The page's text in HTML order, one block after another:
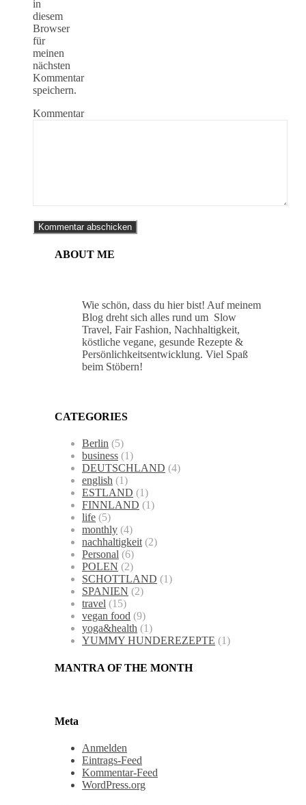
in
diesem
Browser
für
meinen
nächsten
Kommentar
speichern.
Kommentar
ABOUT ME
Wie schön, dass du hier bist! Auf meinem
Blog dreht sich alles rund um Slow
Travel, Fair Fashion, Nachhaltigkeit,
köstliche vegane, gesunde Rezepte &
Persönlichkeitsentwicklung. Viel Spaß
beim Stöbern!
CATEGORIES
Berlin (5)
business (1)
DEUTSCHLAND (4)
english (1)
ESTLAND (1)
FINNLAND (1)
life (5)
monthly (4)
nachhaltigkeit (2)
Personal (6)
POLEN (2)
SCHOTTLAND (1)
SPANIEN (2)
travel (15)
vegan food (9)
yoga&health (1)
YUMMY HUNDEREZEPTE (1)
MANTRA OF THE MONTH
Meta
Anmelden
Eintrags-Feed
Kommentar-Feed
WordPress.org